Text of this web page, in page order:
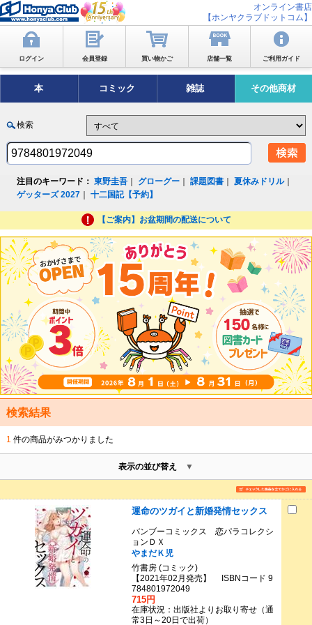
オンライン書店
【ホンヤクラブドットコム】
ログイン 会員登録 買い物かご 店舗一覧 ご利用ガイド
本 コミック 雑誌 その他商材
検索
注目のキーワード： 東野圭吾 グローグー ｜課題図書 ｜夏休みドリル｜
ゲッターズ 2027 ｜十二国記【予約】
【ご案内】お盆期間の配送について
検索結果
1 件の商品がみつかりました
表示の並び替え
運命のツガイと新婚発情セックス
バンブーコミックス 恋パラコレクシ
ョンＤＸ
やまだＫ児
竹書房 (コミック)
【2021年02月発売】 ISBNコード 9
784801972049
715円
在庫状況：出版社よりお取り寄せ（通
常3日～20日で出荷）